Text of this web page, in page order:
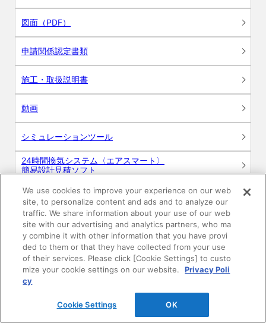
図面（PDF）
申請関係認定書類
施工・取扱説明書
動画
シミュレーションツール
24時間換気システム〈エアスマート〉
簡易設計見積ソフト
R&Dセンター環境測定・分析サービス
商品マスター申し込み
電子公告 このWEBサイトについて
We use cookies to improve your experience on our web
site, to personalize content and ads and to analyze our
traffic. We share information about your use of our web
site with our advertising and analytics partners, who ma
y combine it with other information that you have provi
ded to them or that they have collected from your use
of their services. Please click [Cookie Settings] to custo
mize your cookie settings on our website.
Privacy Poli
cy
Cookie Settings OK